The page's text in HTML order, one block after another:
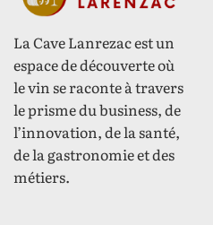
La Cave Lanrezac est un
espace de découverte où
le vin se raconte à travers
le prisme du business, de
l’innovation, de la santé,
de la gastronomie et des
métiers.